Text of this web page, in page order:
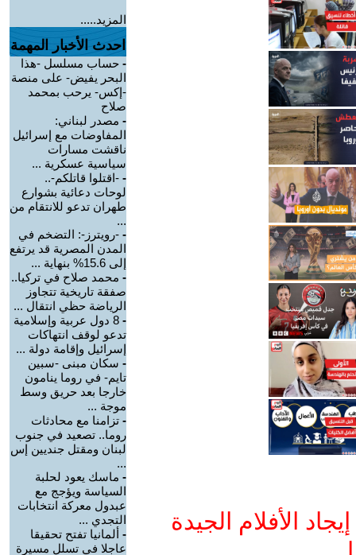
الأفلام الجيدة
المزيد.....
احدث الأخبار المهمة
- حساب مسلسل -هذا
البحر يفيض- على منصة
-إكس- يرحب بمحمد
صلاح
- مصدر لبناني:
المفاوضات مع إسرائيل
ناقشت مسارات
سياسية عسكرية ...
- -اقتلوا قاتلكم-..
لوحات دعائية بشوارع
طهران تدعو للانتقام من
...
- -رويترز-: التضخم في
المدن المصرية قد يرتفع
إلى 15.6% بنهاية ...
- محمد صلاح في تركيا..
صفقة تاريخية تتجاوز
الرياضة حظي انتقال ...
-
8 دول عربية وإسلامية
تدعو لوقف انتهاكات
إسرائيل وإقامة دولة ...
- سكان مبنى -سبين
تايم- في روما ينامون
خارجا بعد حريق وسط
موجة ...
- تزامنا مع محادثات
روما.. تصعيد في جنوب
لبنان ومقتل جنديين إس
...
- ماسك يعود لحلبة
السياسة ويؤجج مع
عبدول معركة انتخابات
التجدي ...
- ألمانيا تفتح تحقيقا
عاجلا في تسلل مسيرة